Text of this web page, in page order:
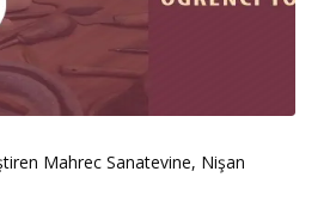
Mahrec Sanatevine, Nişan